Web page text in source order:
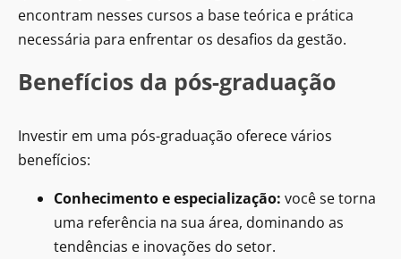
encontram nesses cursos a base teórica e prática
necessária para enfrentar os desafios da gestão.
Benefícios da pós-graduação
Investir em uma pós-graduação oferece vários
benefícios:
Conhecimento e especialização: você se torna
uma referência na sua área, dominando as
tendências e inovações do setor.